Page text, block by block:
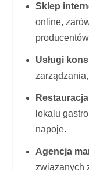
Sklep
online,
Usługi
lokalu
napoje.
Agencja
związanych